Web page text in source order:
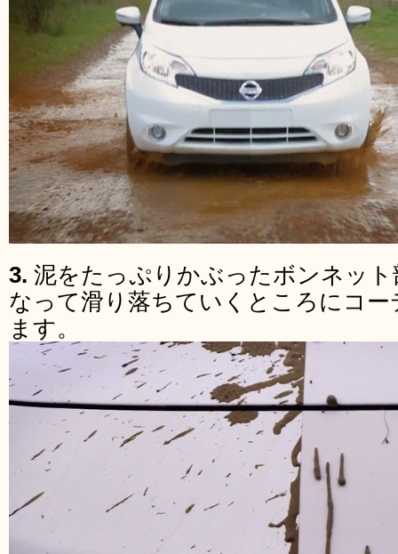
3. 泥をたっぷりかぶったボンネッ
なって滑り落ちていくところにコ
ます。